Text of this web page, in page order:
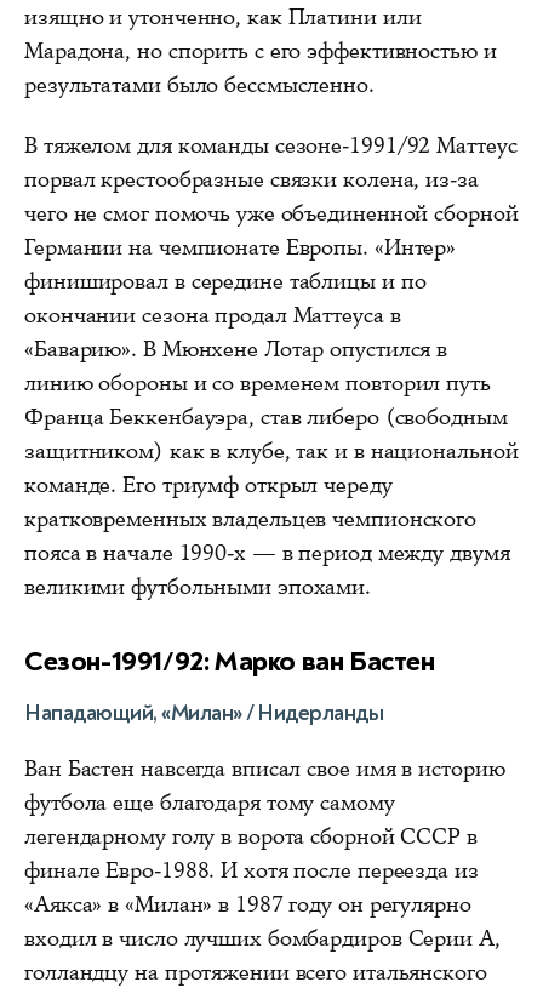
изящно и утонченно, как Платини или
Марадона, но спорить с его эффективностью и
результатами было бессмысленно.
В тяжелом для команды сезоне-1991/92 Маттеус
порвал крестообразные связки колена, из-за
чего не смог помочь уже объединенной сборной
Германии на чемпионате Европы. «Интер»
финишировал в середине таблицы и по
окончании сезона продал Маттеуса в
«Баварию». В Мюнхене Лотар опустился в
линию обороны и со временем повторил путь
Франца Беккенбауэра, став либеро (свободным
защитником) как в клубе, так и в национальной
команде. Его триумф открыл череду
кратковременных владельцев чемпионского
пояса в начале 1990-х — в период между двумя
великими футбольными эпохами.
Сезон-1991/92: Марко ван Бастен
Нападающий, «Милан» / Нидерланды
Ван Бастен навсегда вписал свое имя в историю
футбола еще благодаря тому самому
легендарному голу в ворота сборной СССР в
финале Евро-1988. И хотя после переезда из
«Аякса» в «Милан» в 1987 году он регулярно
входил в число лучших бомбардиров Серии А,
голландцу на протяжении всего итальянского